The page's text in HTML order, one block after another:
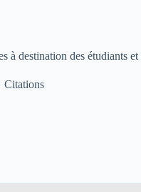
à destination des étudiants
Citations